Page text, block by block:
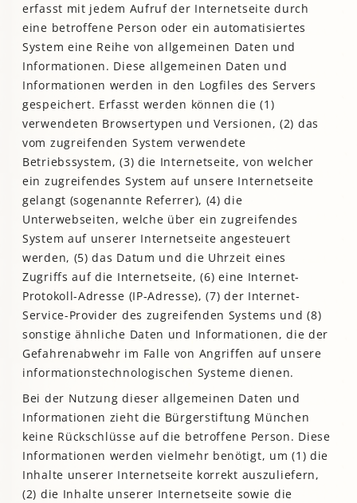
erfasst mit jedem Aufruf der Internetseite durch
eine betroffene Person oder ein automatisiertes
System eine Reihe von allgemeinen Daten und
Informationen. Diese allgemeinen Daten und
Informationen werden in den Logfiles des Servers
gespeichert. Erfasst werden können die (1)
verwendeten Browsertypen und Versionen, (2) das
vom zugreifenden System verwendete
Betriebssystem, (3) die Internetseite, von welcher
ein zugreifendes System auf unsere Internetseite
gelangt (sogenannte Referrer), (4) die
Unterwebseiten, welche über ein zugreifendes
System auf unserer Internetseite angesteuert
werden, (5) das Datum und die Uhrzeit eines
Zugriffs auf die Internetseite, (6) eine Internet-
Protokoll-Adresse (IP-Adresse), (7) der Internet-
Service-Provider des zugreifenden Systems und (8)
sonstige ähnliche Daten und Informationen, die der
Gefahrenabwehr im Falle von Angriffen auf unsere
informationstechnologischen Systeme dienen.
Bei der Nutzung dieser allgemeinen Daten und
Informationen zieht die Bürgerstiftung München
keine Rückschlüsse auf die betroffene Person. Diese
Informationen werden vielmehr benötigt, um (1) die
Inhalte unserer Internetseite korrekt auszuliefern,
(2) die Inhalte unserer Internetseite sowie die